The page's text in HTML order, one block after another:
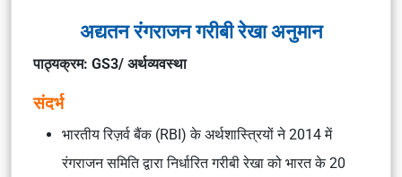
अद्यतन रंगराजन गरीबी रेखा अनुमान
पाठ्यक्रम: GS3/ अर्थव्यवस्था
संदर्भ
भारतीय रिज़र्व बैंक (RBI) के अर्थशास्त्रियों ने 2014 में
रंगराजन समिति द्वारा निर्धारित गरीबी रेखा को भारत के 20